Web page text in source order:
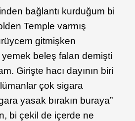
bağlantı kurduğum bi
Temple varmış
gitmişken
yemek beleş falan demişti
Girişte hacı dayının biri
çok sigara
yasak bırakın buraya”
bi çekil de içerde ne